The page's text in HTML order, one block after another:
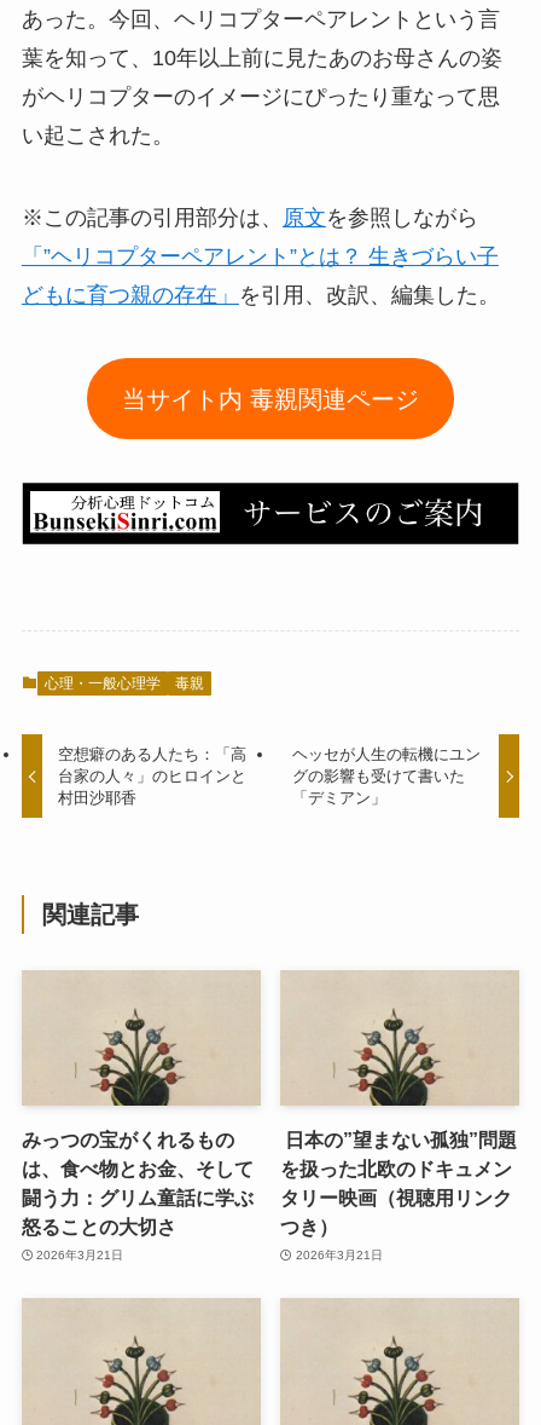
あった。今回、ヘリコプターペアレントという言
葉を知って、10年以上前に見たあのお母さんの姿
がヘリコプターのイメージにぴったり重なって思
い起こされた。
※この記事の引用部分は、 原文を参照しながら
「”ヘリコプターペアレント”とは？ 生きづらい子
どもに育つ親の存在」 を引用、改訳、編集した。
当サイト内 毒親関連ページ
心理・一般心理学 毒親
空想癖のある人たち：「高
台家の人々」のヒロインと
村田沙耶香
ヘッセが人生の転機にユン
グの影響も受けて書いた
「デミアン」
関連記事
みっつの宝がくれるもの
は、食べ物とお金、そして
闘う力：グリム童話に学ぶ
怒ることの大切さ
2026年3月21日
日本の”望まない孤独”問題
を扱った北欧のドキュメン
タリー映画（視聴用リンク
つき）
2026年3月21日